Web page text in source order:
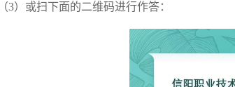
3）或扫下面的二维码进行作答：